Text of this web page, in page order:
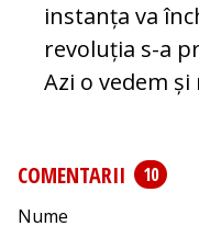
instanța va
revoluția s-a
Azi o vedem și
COMENTARII
10
Nume